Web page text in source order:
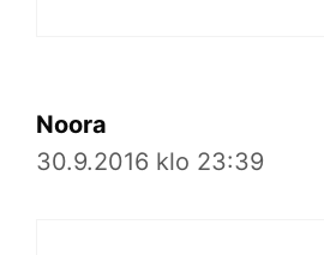
Noora
30.9.2016 klo 23:39